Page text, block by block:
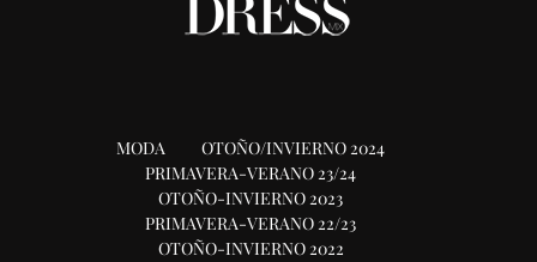
MODA
OTOÑO/INVIERNO 2024
PRIMAVERA-VERANO 23/24
OTOÑO-INVIERNO 2023
PRIMAVERA-VERANO 22/23
OTOÑO-INVIERNO 2022